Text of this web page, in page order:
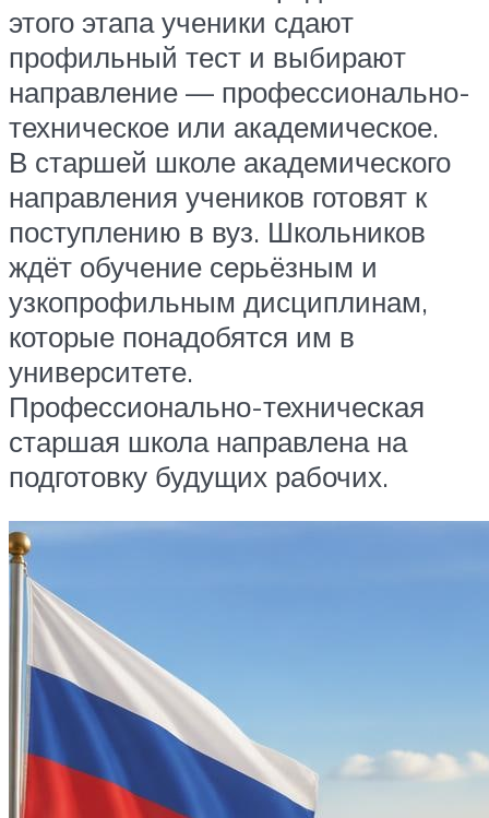
этого этапа ученики сдают
профильный тест и выбирают
направление — профессионально-
техническое или академическое.
В старшей школе академического
направления учеников готовят к
поступлению в вуз. Школьников
ждёт обучение серьёзным и
узкопрофильным дисциплинам,
которые понадобятся им в
университете.
Профессионально-техническая
старшая школа направлена на
подготовку будущих рабочих.